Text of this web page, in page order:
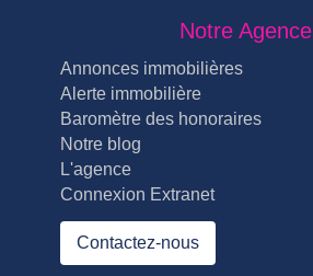
Notre Agence
Annonces immobilières
Alerte immobilière
Baromètre des honoraires
Notre blog
L'agence
Connexion Extranet
Contactez-nous